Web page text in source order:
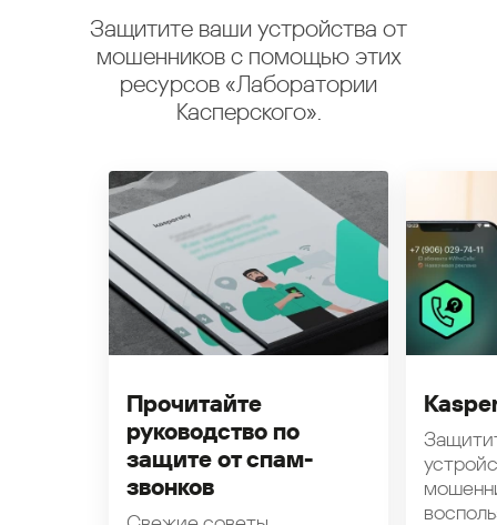
Защитите ваши устройства от
мошенников с помощью этих
ресурсов «Лаборатории
Касперского».
Прочитайте
руководство по
защите от спам-
звонков